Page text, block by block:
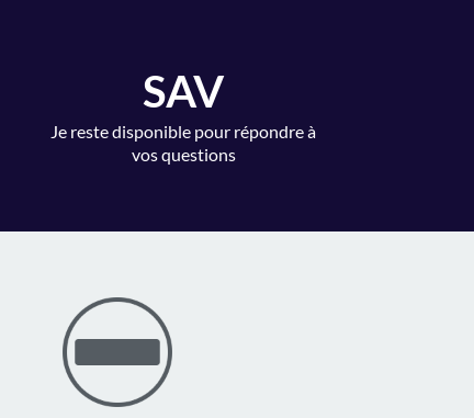
SAV
Je reste disponible pour répondre à
vos questions